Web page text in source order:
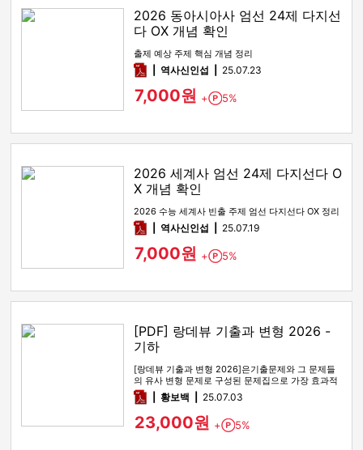
2026 동아시아사 엄선 24제 다지선
다 OX 개념 확인
출제 예상 주제 핵심 개념 정리
pdf역사신인섭 25.07.23
7,000원 + Point
5%
2026 세계사 엄선 24제 다지선다 O
X 개념 확인
2026 수능 세계사 빈출 주제 엄선 다지선다 OX 정리
pdf역사신인섭 25.07.19
7,000원 + Point
5%
[PDF] 랑데뷰 기출과 변형 2026 -
기하
[랑데뷰 기출과 변형 2026]은기출문제와 그 문제들
의 유사 변형 문제로 구성된 문제집으로 가장 효과적
인 기출문제 공부 방법…
pdf황보백 25.07.03
23,000원 + Point
5%